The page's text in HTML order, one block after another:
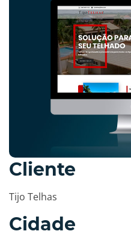
Cliente
Tijo Telhas
Cidade